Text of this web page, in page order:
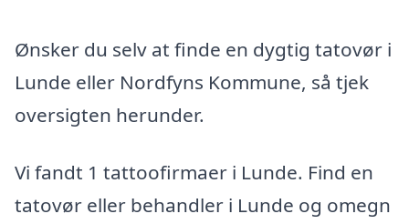
Ønsker du selv at finde en dygtig tatovør i
Lunde eller Nordfyns Kommune, så tjek
oversigten herunder.
Vi fandt 1 tattoofirmaer i Lunde. Find en
tatovør eller behandler i Lunde og omegn